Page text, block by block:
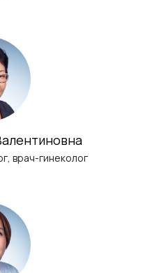
врач-гинеколог